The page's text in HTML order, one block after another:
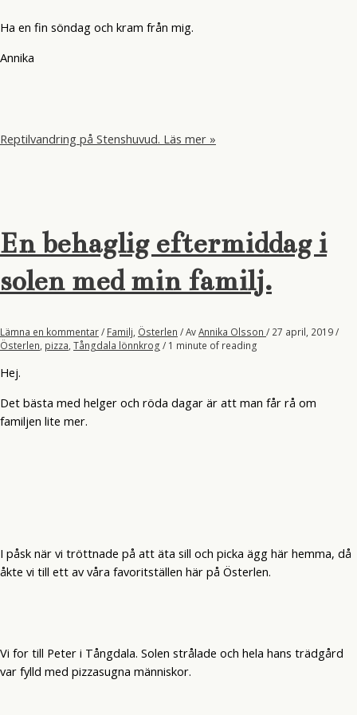
Ha en fin söndag och kram från mig.
Annika
Reptilvandring på Stenshuvud. Läs mer »
En behaglig eftermiddag i
solen med min familj.
Lämna en kommentar/ Familj Österlen / AvAnnika Olsson / 27 april, 2019/
Österlen pizza Tångdala lönnkrog / 1 minute of reading
Hej.
Det bästa med helger och röda dagar är att man får rå om
familjen lite mer.
I påsk när vi tröttnade på att äta sill och picka ägg här hemma, då
åkte vi till ett av våra favoritställen här på Österlen.
Vi for till Peter i Tångdala. Solen strålade och hela hans trädgård
var fylld med pizzasugna människor.